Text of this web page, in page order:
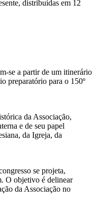
distribuídas em 12
se a partir de um itinerário
preparatório para o 150º
da Associação,
e de seu papel
da Igreja, da
se projeta,
O objetivo é delinear
da Associação no